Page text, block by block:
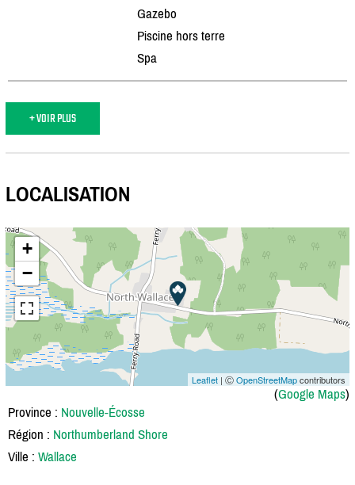
Gazebo
Piscine hors terre
Spa
+ VOIR PLUS
LOCALISATION
+
−
Leaflet | ⒸOpenStreetMapcontributors
(Google Maps)
Province : Nouvelle-Écosse
Région : Northumberland Shore
Ville : Wallace